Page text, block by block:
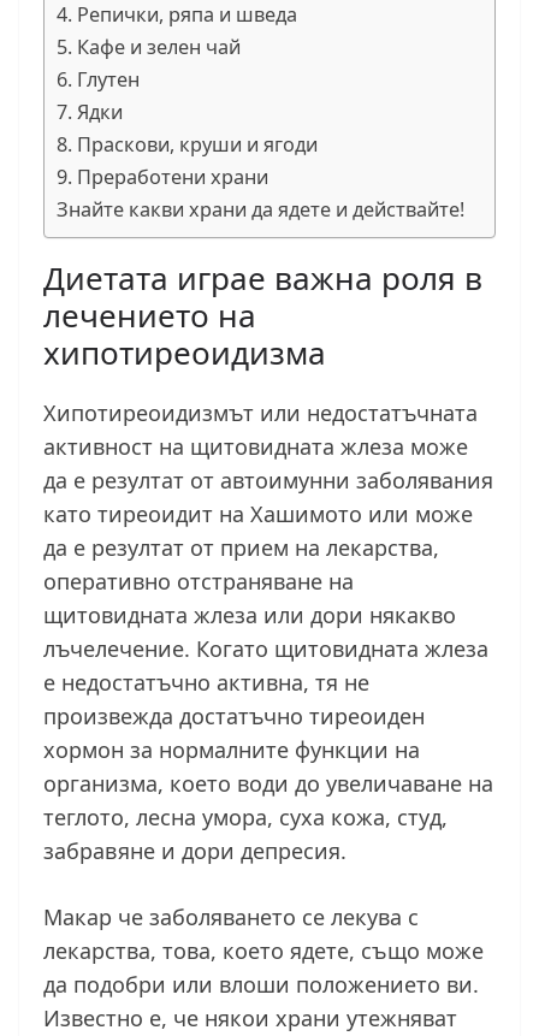
4. Репички, ряпа и шведа
5. Кафе и зелен чай
6. Глутен
7. Ядки
8. Праскови, круши и ягоди
9. Преработени храни
Знайте какви храни да ядете и действайте!
Диетата играе важна роля в
лечението на
хипотиреоидизма
Хипотиреоидизмът или недостатъчната
активност на щитовидната жлеза може
да е резултат от автоимунни заболявания
като тиреоидит на Хашимото или може
да е резултат от прием на лекарства,
оперативно отстраняване на
щитовидната жлеза или дори някакво
лъчелечение. Когато щитовидната жлеза
е недостатъчно активна, тя не
произвежда достатъчно тиреоиден
хормон за нормалните функции на
организма, което води до увеличаване на
теглото, лесна умора, суха кожа, студ,
забравяне и дори депресия.
Макар че заболяването се лекува с
лекарства, това, което ядете, също може
да подобри или влоши положението ви.
Известно е, че някои храни утежняват